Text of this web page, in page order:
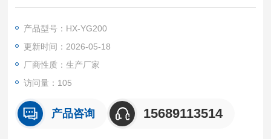
地输入到测试桶里面，根据被测试溶液物理特性（蒸发速度、沸
试。双测试桶设计，可独立设置不要技术参数，做对比试验。产
品外型美观大方，使用操作简单，使用安全、可靠。循环鼓泡仪
控温精确
产品型号：HX-YG200
更新时间：2026-05-18
厂商性质：生产厂家
访问量：105
产品咨询 15689113514